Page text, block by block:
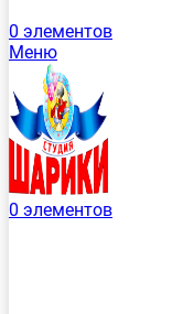
0 элементов
Меню
0 элементов